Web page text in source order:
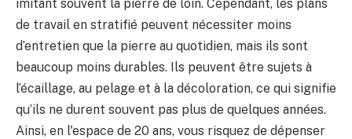
imitant souvent la pierre de loin. Cependant, les plans
de travail en stratifié peuvent nécessiter moins
d’entretien que la pierre au quotidien, mais ils sont
beaucoup moins durables. Ils peuvent être sujets à
l’écaillage, au pelage et à la décoloration, ce qui signifie
qu’ils ne durent souvent pas plus de quelques années.
Ainsi, en l'espace de 20 ans, vous risquez de dépenser